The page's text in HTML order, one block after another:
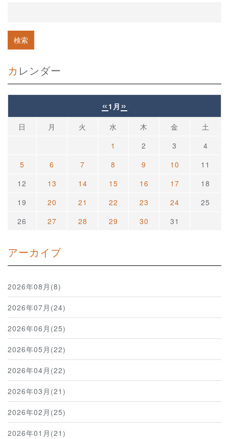
カレンダー
« 1月 »
日 月 火 水 木 金
土
1
2 3
4
5
6 7 8 9 10
11
12
13 14 15 16 17
18
19
20 21 22 23 24
25
26
27 28 29 30 31
アーカイブ
2026年08月(8)
2026年07月(24)
2026年06月(25)
2026年05月(22)
2026年04月(22)
2026年03月(21)
2026年02月(25)
2026年01月(21)